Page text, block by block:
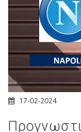
17-02-2024